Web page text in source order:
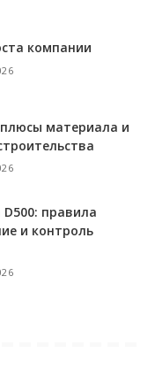
компании
материала и
D500: правила
и контроль